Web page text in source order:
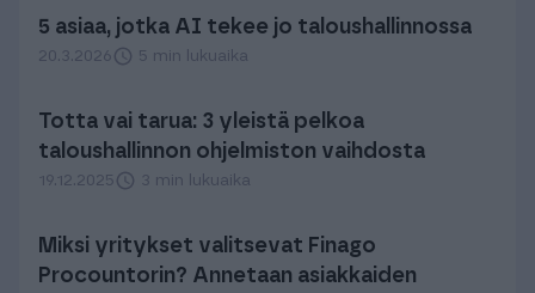
5 asiaa, jotka AI tekee jo taloushallinnossa
20.3.2026 5 min lukuaika
Totta vai tarua: 3 yleistä pelkoa
taloushallinnon ohjelmiston vaihdosta
19.12.2025 3 min lukuaika
Miksi yritykset valitsevat Finago
Procountorin? Annetaan asiakkaiden